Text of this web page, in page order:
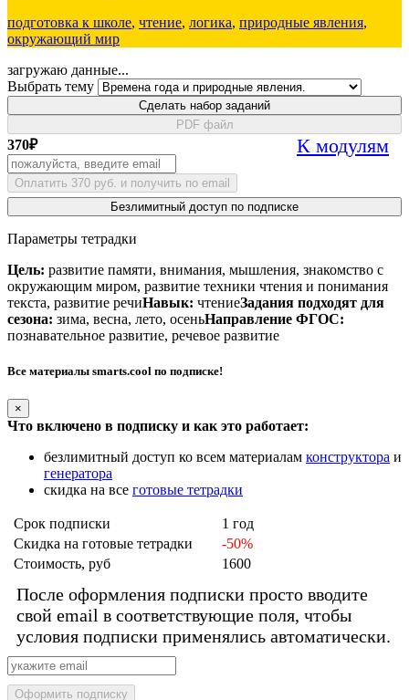
подготовка к школе, чтение, логика, природные явления,
окружающий мир
загружаю данные...
Выбрать тему
Сделать набор заданий
PDF файл
370₽ К модулям
Оплатить 370 руб. и получить по email
Безлимитный доступ по подписке
Параметры тетрадки
Цель: развитие памяти, внимания, мышления, знакомство с
окружающим миром, развитие техники чтения и понимания
текста, развитие речиНавык: чтениеЗадания подходят для
сезона: зима, весна, лето, осеньНаправление ФГОС:
познавательное развитие, речевое развитие
Все материалы smarts.cool по подписке!
×
Что включено в подписку и как это работает:
безлимитный доступ ко всем материалам конструктора и
генератора
скидка на все готовые тетрадки
Срок подписки
1 год
Скидка на готовые тетрадки
-50%
Стоимость, руб
1600
После оформления подписки просто вводите
свой email в соответствующие поля, чтобы
условия подписки применялись автоматически.
Оформить подписку